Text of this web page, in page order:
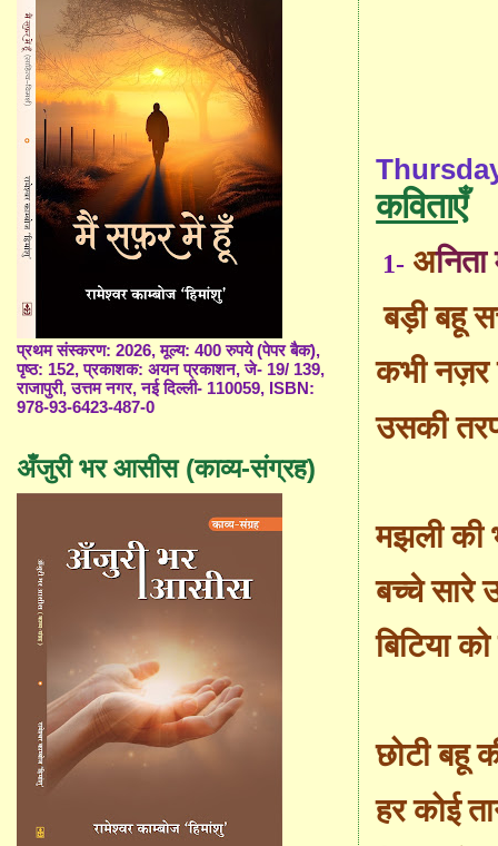
कविताएँ
1- अ
बड़ी बहू
कभी नज़र
उसकी
मझली की
बच्चे सारे
बिटिया
छोटी बहू
हर कोई
प्रथम संस्करण: 2026, मूल्य: 400 रुपये (पेपर बैक),
पृष्ठ: 152, प्रकाशक: अयन प्रकाशन, जे- 19/ 139,
राजापुरी, उत्तम नगर, नई दिल्ली- 110059, ISBN:
978-93-6423-487-0
अँजुरी भर आसीस (काव्य-संग्रह)